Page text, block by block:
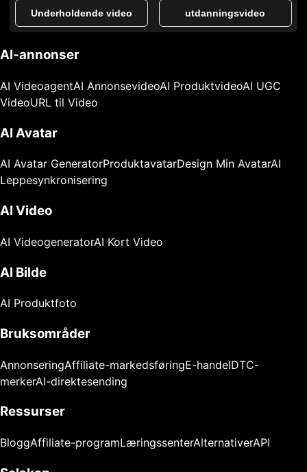
Underholdende video utdanningsvideo
AI-annonser
AI VideoagentAI AnnonsevideoAI ProduktvideoAI UGC
VideoURL til Video
AI Avatar
AI Avatar GeneratorProduktavatarDesign Min AvatarAI
Leppesynkronisering
AI Video
AI VideogeneratorAI Kort Video
AI Bilde
AI Produktfoto
Bruksområder
AnnonseringAffiliate-markedsføringE-handelDTC-
merkerAI-direktesending
Ressurser
BloggAffiliate-programLæringssenterAlternativerAPI